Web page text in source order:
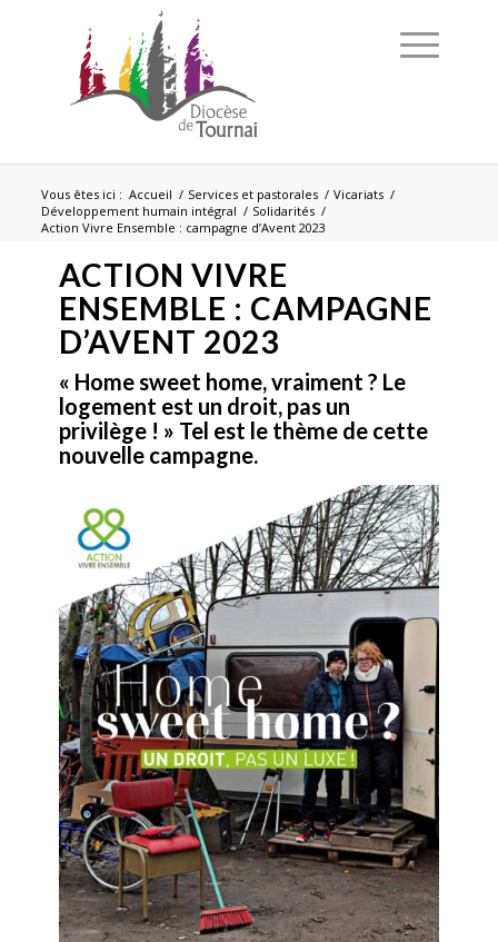
Vous êtes ici : Accueil / Services et pastorales / Vicariats /
Développement humain intégral / Solidarités /
Action Vivre Ensemble : campagne d’Avent 2023
ACTION VIVRE
ENSEMBLE : CAMPAGNE
D’AVENT 2023
« Home sweet home, vraiment ? Le
logement est un droit, pas un
privilège ! » Tel est le thème de cette
nouvelle campagne.